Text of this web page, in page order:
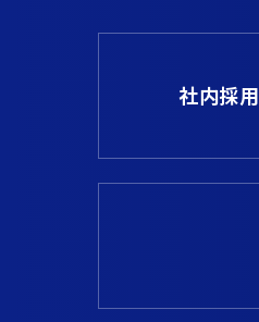
社内採用